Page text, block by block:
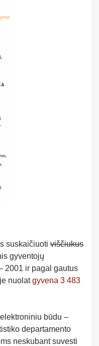
suskaičiuoti viščiukus
gyventojų
2001 ir pagal gautus
nuolatgyvena 3 483
būdu –
departamento
neskubant suvesti